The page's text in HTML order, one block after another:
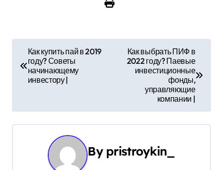
и
г
Как купить пай в 2019
году? Советы
начинающему
инвестору |
Как выбрать ПИФ в
2022 году? Паевые
инвестиционные
фонды,
управляющие
компании |
By pristroykin_